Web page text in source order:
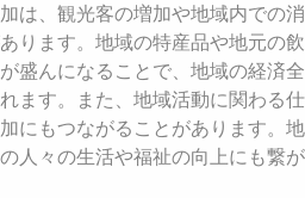
は、観光客の増加や地域内での消
ります。地域の特産品や地元の飲
盛んになることで、地域の経済全
ます。また、地域活動に関わる仕
にもつながることがあります。地
人々の生活や福祉の向上にも繋が